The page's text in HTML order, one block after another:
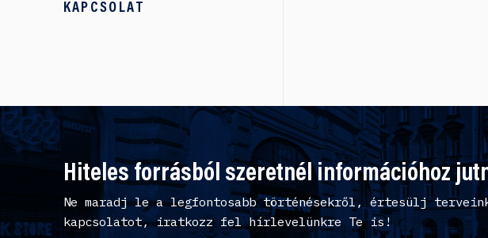
KAPCSOLAT
Hiteles forrásból szeretnél információhoz
Ne maradj le a legfontosabb történésekről, értesülj
kapcsolatot, iratkozz fel hírlevelünkre Te is!